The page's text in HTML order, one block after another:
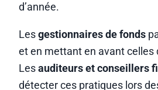
d’année.
Lesgestionnaires de fonds
et en mettant en avant celles
Lesauditeurs et conseillers
détecter ces pratiques lors